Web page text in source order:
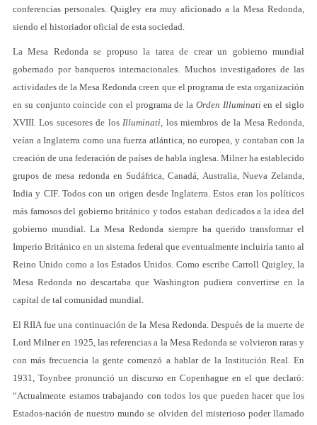
conferencias personales. Quigley era muy aficionado a la Mesa Redonda,
siendo el historiador oficial de esta sociedad.
La Mesa Redonda se propuso la tarea de crear un gobierno mundial
gobernado por banqueros internacionales. Muchos investigadores de las
actividades de la Mesa Redonda creen que el programa de esta organización
en su conjunto coincide con el programa de la Orden Illuminati en el siglo
XVIII. Los sucesores de losIlluminati, los miembros de la Mesa Redonda,
veían a Inglaterra como una fuerza atlántica, no europea, y contaban con la
creación de una federación de países de habla inglesa. Milner ha establecido
grupos de mesa redonda en Sudáfrica, Canadá, Australia, Nueva Zelanda,
India y CIF. Todos con un origen desde Inglaterra. Estos eran los políticos
más famosos del gobierno británico y todos estaban dedicados a la idea del
gobierno mundial. La Mesa Redonda siempre ha querido transformar el
Imperio Británico en un sistema federal que eventualmente incluiría tanto al
Reino Unido como a los Estados Unidos. Como escribe Carroll Quigley, la
Mesa Redonda no descartaba que Washington pudiera convertirse en la
capital de tal comunidad mundial.
El RIIA fue una continuación de la Mesa Redonda. Después de la muerte de
Lord Milner en 1925, las referencias a la Mesa Redonda se volvieron raras y
con más frecuencia la gente comenzó a hablar de la Institución Real. En
1931, Toynbee pronunció un discurso en Copenhague en el que declaró:
“Actualmente estamos trabajando con todos los que pueden hacer que los
Estados-nación de nuestro mundo se olviden del misterioso poder llamado